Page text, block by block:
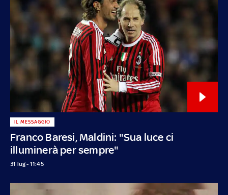
Franco Baresi, Maldini: "Sua luce ci
illuminerà per sempre"
IL MESSAGGIO
31 lug - 11:45